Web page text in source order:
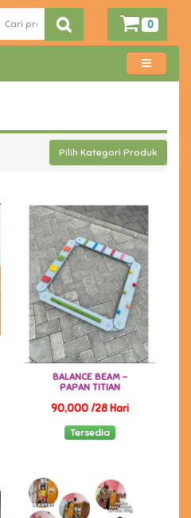
0
Pilih Kategori Produk
BALANCE BEAM -
PAPAN TITIAN
90,000 /28 Hari
Tersedia